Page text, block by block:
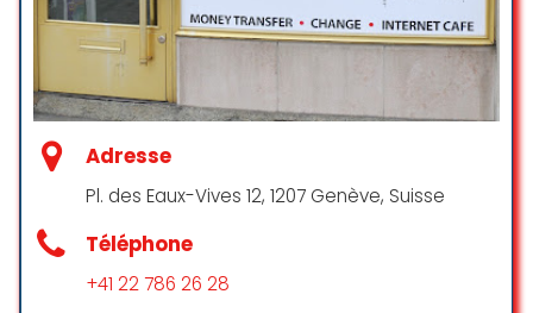
Juan Galindo Tejeda Calahorro
☆ 5/5
Un grand merci à Karen pour son
Son accueil est toujours chaleureux
vraiment comment rendre chaque
visite spéciale.
Adresse
Pl. des Eaux-Vives 12, 1207 Genève, Suisse
Téléphone
+41 22 786 26 28